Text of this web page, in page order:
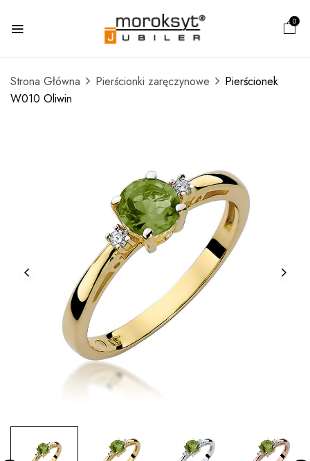
0
Strona Główna Pierścionki zaręczynowe
Pierścionek
W010 Oliwin